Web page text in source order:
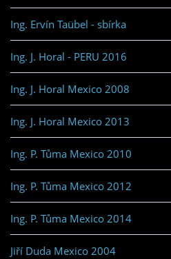
Ing. Ervín Taübel - sbírka
Ing. J. Horal - PERU 2016
Ing. J. Horal Mexico 2008
Ing. J. Horal Mexico 2013
Ing. P. Tůma Mexico 2010
Ing. P. Tůma Mexico 2012
Ing. P. Tůma Mexico 2014
Jiří Duda Mexico 2004